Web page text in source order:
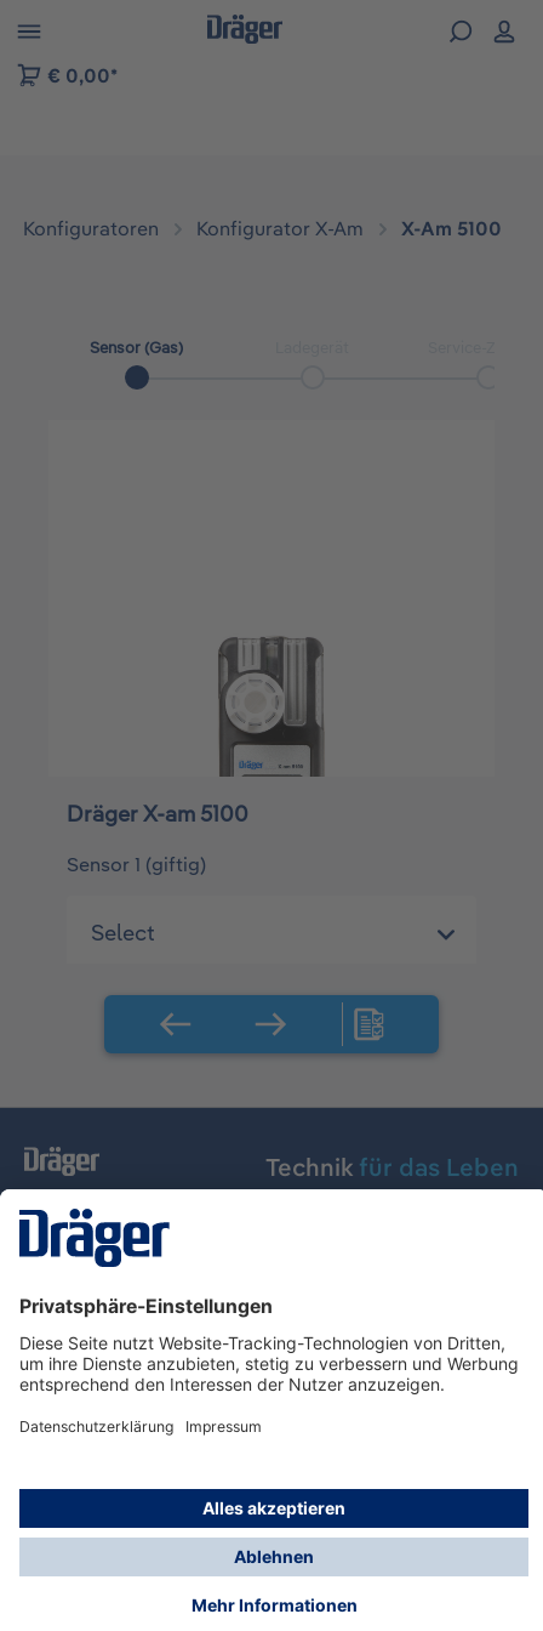
der B2B-Plattform springen
€ 0,00*
Konfiguratoren Konfigurator X-Am X-Am 5100
Sensor (Gas)
Dräger X-am 5100
Sensor 1 (giftig)
Technik für das Leben
Dräger Austria GmbH
Über Dräger
Informationen
© Dräger Austria GmbH, 2024
* Alle Preise exkl. gesetzl. Mehrwertsteuer zzgl.
Versandkosten und ggf. Nachnahmegebühren, wenn
nicht anders angegeben.